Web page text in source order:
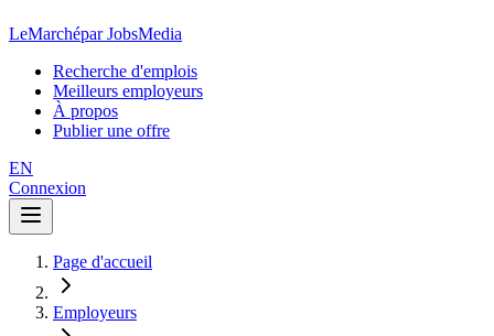
LeMarchépar JobsMedia
Recherche d'emplois
Meilleurs employeurs
À propos
Publier une offre
EN
Connexion
Page d'accueil
Employeurs